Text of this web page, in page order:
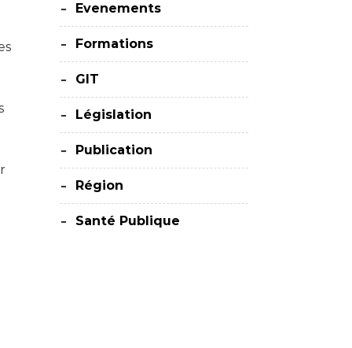
Evenements
Formations
GIT
Législation
Publication
Région
Santé Publique